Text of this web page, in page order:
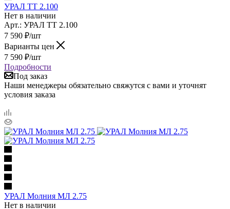
УРАЛ ТТ 2.100
Нет в наличии
Арт.: УРАЛ ТТ 2.100
7 590 ₽/шт
Варианты цен
7 590 ₽/шт
Подробности
Под заказ
Наши менеджеры обязательно свяжутся с вами и уточнят
условия заказа
УРАЛ Молния МЛ 2.75
Нет в наличии